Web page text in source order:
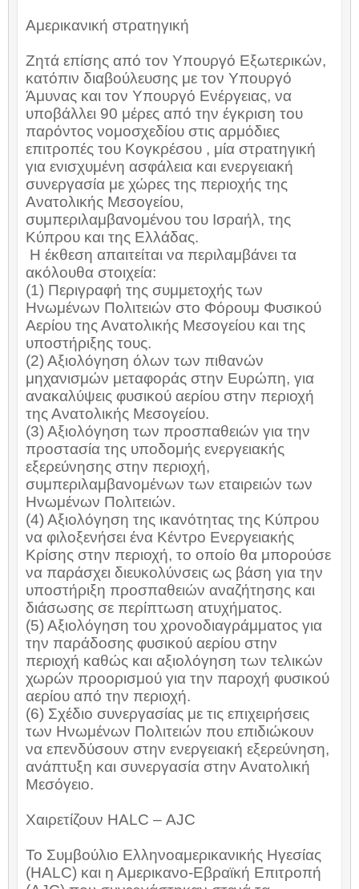
Αμερικανική στρατηγική
Ζητά επίσης από τον Υπουργό Εξωτερικών,
κατόπιν διαβούλευσης με τον Υπουργό
Άμυνας και τον Υπουργό Ενέργειας, να
υποβάλλει 90 μέρες από την έγκριση του
παρόντος νομοσχεδίου στις αρμόδιες
επιτροπές του Κογκρέσου , μία στρατηγική
για ενισχυμένη ασφάλεια και ενεργειακή
συνεργασία με χώρες της περιοχής της
Ανατολικής Μεσογείου,
συμπεριλαμβανομένου του Ισραήλ, της
Κύπρου και της Ελλάδας.
Η έκθεση απαιτείται να περιλαμβάνει τα
ακόλουθα στοιχεία:
(1) Περιγραφή της συμμετοχής των
Ηνωμένων Πολιτειών στο Φόρουμ Φυσικού
Αερίου της Ανατολικής Μεσογείου και της
υποστήριξης τους.
(2) Αξιολόγηση όλων των πιθανών
μηχανισμών μεταφοράς στην Ευρώπη, για
ανακαλύψεις φυσικού αερίου στην περιοχή
της Ανατολικής Μεσογείου.
(3) Αξιολόγηση των προσπαθειών για την
προστασία της υποδομής ενεργειακής
εξερεύνησης στην περιοχή,
συμπεριλαμβανομένων των εταιρειών των
Ηνωμένων Πολιτειών.
(4) Αξιολόγηση της ικανότητας της Κύπρου
να φιλοξενήσει ένα Κέντρο Ενεργειακής
Κρίσης στην περιοχή, το οποίο θα μπορούσε
να παράσχει διευκολύνσεις ως βάση για την
υποστήριξη προσπαθειών αναζήτησης και
διάσωσης σε περίπτωση ατυχήματος.
(5) Αξιολόγηση του χρονοδιαγράμματος για
την παράδοσης φυσικού αερίου στην
περιοχή καθώς και αξιολόγηση των τελικών
χωρών προορισμού για την παροχή φυσικού
αερίου από την περιοχή.
(6) Σχέδιο συνεργασίας με τις επιχειρήσεις
των Ηνωμένων Πολιτειών που επιδιώκουν
να επενδύσουν στην ενεργειακή εξερεύνηση,
ανάπτυξη και συνεργασία στην Ανατολική
Μεσόγειο.
Χαιρετίζουν HALC – AJC
Το Συμβούλιο Ελληνοαμερικανικής Ηγεσίας
(HALC) και η Αμερικανο-Εβραϊκή Επιτροπή